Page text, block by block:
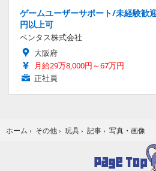
ゲームユーザーサポート/未経験歓
円以上可
ベンタス株式会社
大阪府
月給29万8,000円～67万円
正社員
ホーム › その他 › 玩具 › 記事 › 写真・画像